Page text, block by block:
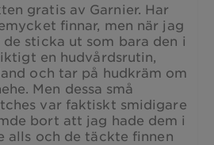
gratis av Garnier. Har
finnar, men när jag
sticka ut som bara den i
en hudvårdsrutin,
och tar på hudkräm om
Men dessa små
var faktiskt smidigare
bort att jag hade dem i
alls och de täckte finnen